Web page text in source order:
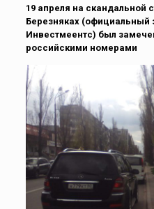
19 апреля на скандальной
Березняках (официальный
Инвестмеентс) был
российскими номерами